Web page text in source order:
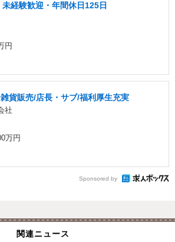
経験歓迎・年間休日125日
円
貨販売/店長・サブ/福利厚生充実
社
万円
Sponsored by
関連ニュース